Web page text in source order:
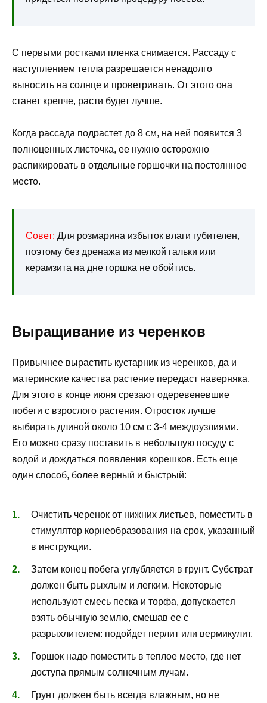
С первыми ростками пленка снимается. Рассаду с
наступлением тепла разрешается ненадолго
выносить на солнце и проветривать. От этого она
станет крепче, расти будет лучше.
Когда рассада подрастет до 8 см, на ней появится 3
полноценных листочка, ее нужно осторожно
распикировать в отдельные горшочки на постоянное
место.
Совет: Для розмарина избыток влаги губителен,
поэтому без дренажа из мелкой гальки или
керамзита на дне горшка не обойтись.
Выращивание из черенков
Привычнее вырастить кустарник из черенков, да и
материнские качества растение передаст наверняка.
Для этого в конце июня срезают одеревеневшие
побеги с взрослого растения. Отросток лучше
выбирать длиной около 10 см с 3-4 междоузлиями.
Его можно сразу поставить в небольшую посуду с
водой и дождаться появления корешков. Есть еще
один способ, более верный и быстрый:
Очистить черенок от нижних листьев, поместить в
стимулятор корнеобразования на срок, указанный
в инструкции.
Затем конец побега углубляется в грунт. Субстрат
должен быть рыхлым и легким. Некоторые
используют смесь песка и торфа, допускается
взять обычную землю, смешав ее с
разрыхлителем: подойдет перлит или вермикулит.
Горшок надо поместить в теплое место, где нет
доступа прямым солнечным лучам.
Грунт должен быть всегда влажным, но не